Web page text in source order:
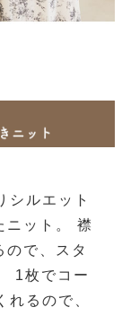
シルエット
ニット。 襟
ので、スタ
1枚でコー
れるので、